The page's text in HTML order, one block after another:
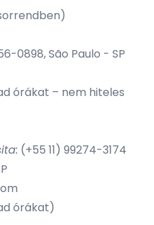
0898, São Paulo - SP
órákat – nem hiteles
: (+55 11) 99274-3174
órákat)